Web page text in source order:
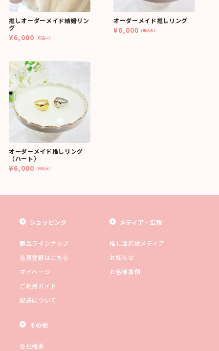
推しオーダーメイド結婚リン
グ
¥6,000 (税込み)
オーダーメイド推しリング
¥6,000 (税込み)
オーダーメイド推しリング
（ハート）
¥6,000 (税込み)
ショッピング
商品ラインナップ
会員登録はこちら
マイページ
ご利用ガイド
配送について
メディア・広報
推し活応援メディア
お知らせ
お客様事例
その他
会社概要